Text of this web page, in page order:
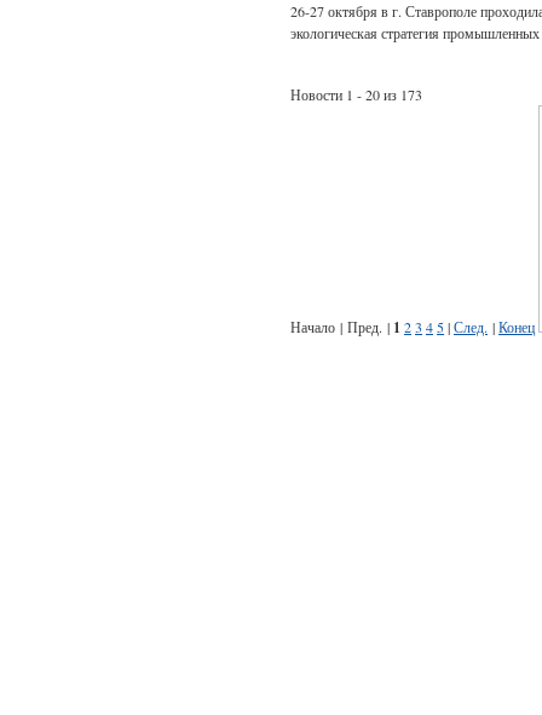
26-27 октября в г. Ставрополе
экологическая стратегия
Новости 1 - 20 из 173
Начало | Пред. | 1 23 4 5|След. |Конец